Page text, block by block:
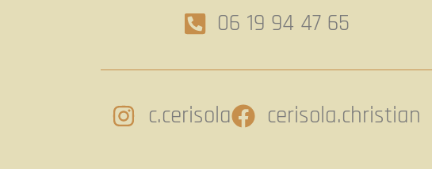
06 19 94 47 65
c.cerisola cerisola.christian